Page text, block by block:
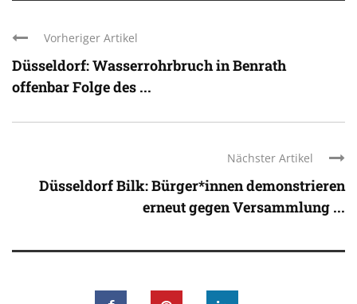
Vorheriger Artikel
Düsseldorf: Wasserrohrbruch in Benrath
offenbar Folge des ...
Nächster Artikel
Düsseldorf Bilk: Bürger*innen demonstrieren
erneut gegen Versammlung ...